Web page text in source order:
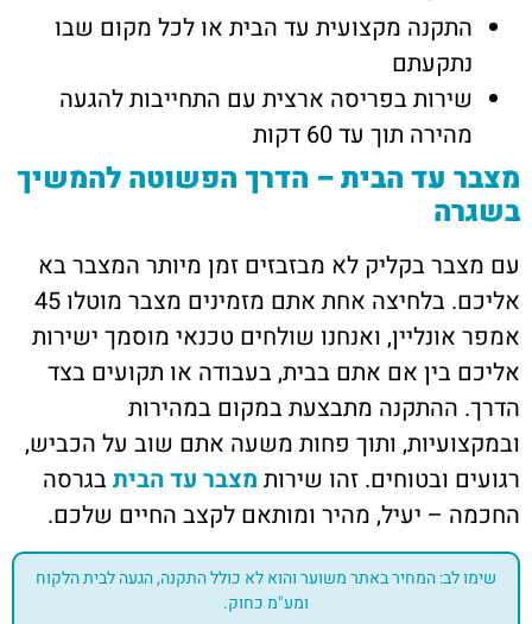
התקנה מקצועית עד הבית או לכל מקום שבו
נתקעתם
שירות בפריסה ארצית עם התחייבות להגעה
מהירה תוך עד 60 דקות
מצבר עד הבית – הדרך הפשוטה להמשיך
בשגרה
עם מצבר בקליק לא מבזבזים זמן מיותר המצבר בא
אליכם. בלחיצה אחת אתם מזמינים מצבר מוטלו 45
אמפר אונליין, ואנחנו שולחים טכנאי מוסמך ישירות
אליכם בין אם אתם בבית, בעבודה או תקועים בצד
הדרך. ההתקנה מתבצעת במקום במהירות
ובמקצועיות, ותוך פחות משעה אתם שוב על הכביש,
רגועים ובטוחים. זהו שירות מצבר עד הבית בגרסה
החכמה – יעיל, מהיר ומותאם לקצב החיים שלכם.
שימו לב: המחיר באתר משוער והוא לא כולל התקנה, הגעה לבית הלקוח
ומע"מ כחוק.